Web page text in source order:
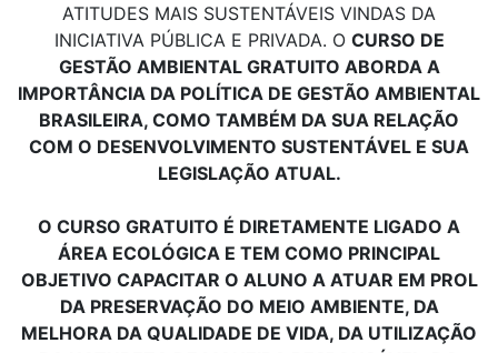
ATITUDES MAIS SUSTENTÁVEIS VINDAS DA
INICIATIVA PÚBLICA E PRIVADA. O CURSO DE
GESTÃO AMBIENTAL GRATUITO ABORDA A
IMPORTÂNCIA DA POLÍTICA DE GESTÃO AMBIENTAL
BRASILEIRA, COMO TAMBÉM DA SUA RELAÇÃO
COM O DESENVOLVIMENTO SUSTENTÁVEL E SUA
LEGISLAÇÃO ATUAL.
O CURSO GRATUITO É DIRETAMENTE LIGADO A
ÁREA ECOLÓGICA E TEM COMO PRINCIPAL
OBJETIVO CAPACITAR O ALUNO A ATUAR EM PROL
DA PRESERVAÇÃO DO MEIO AMBIENTE, DA
MELHORA DA QUALIDADE DE VIDA, DA UTILIZAÇÃO